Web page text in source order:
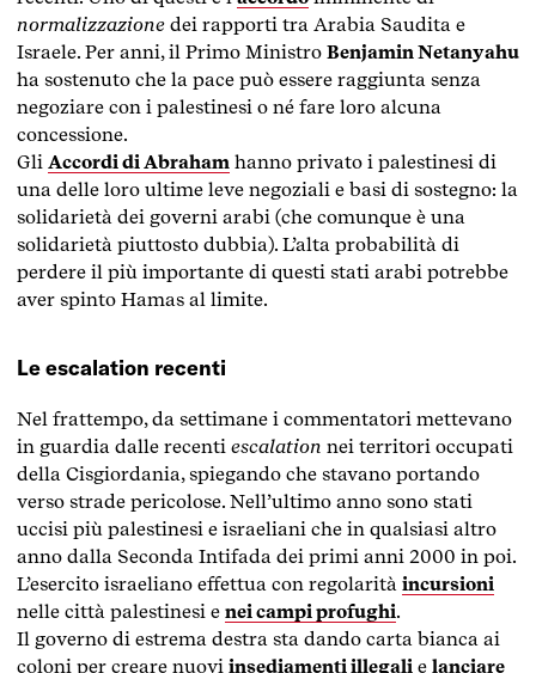
normalizzazione dei rapporti tra Arabia Saudita e
Israele. Per anni, il Primo Ministro Benjamin Netanyahu
ha sostenuto che la pace può essere raggiunta senza
negoziare con i palestinesi o né fare loro alcuna
concessione.
Gli Accordi di Abraham hanno privato i palestinesi di
una delle loro ultime leve negoziali e basi di sostegno: la
solidarietà dei governi arabi (che comunque è una
solidarietà piuttosto dubbia). L’alta probabilità di
perdere il più importante di questi stati arabi potrebbe
aver spinto Hamas al limite.
Le escalation recenti
Nel frattempo, da settimane i commentatori mettevano
in guardia dalle recenti escalation nei territori occupati
della Cisgiordania, spiegando che stavano portando
verso strade pericolose. Nell’ultimo anno sono stati
uccisi più palestinesi e israeliani che in qualsiasi altro
anno dalla Seconda Intifada dei primi anni 2000 in poi.
L’esercito israeliano effettua con regolarità incursioni
nelle città palestinesi e nei campi profughi.
Il governo di estrema destra sta dando carta bianca ai
coloni per creare nuovi insediamenti illegali e lanciare